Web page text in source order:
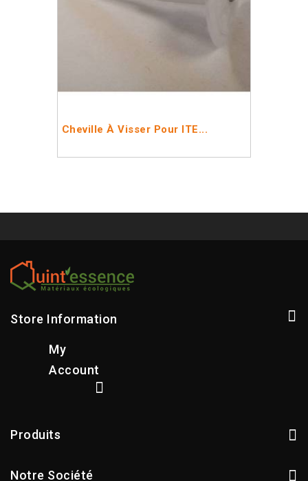
Cheville À Visser Pour ITE...
Store Information
My
Account
Produits
Notre Société